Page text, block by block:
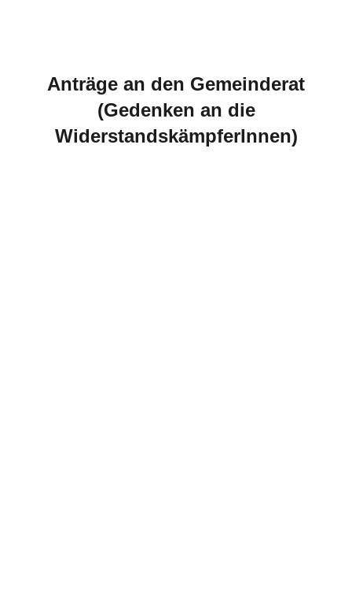
Anträge an den Gemeinderat
(Gedenken an die
WiderstandskämpferInnen)